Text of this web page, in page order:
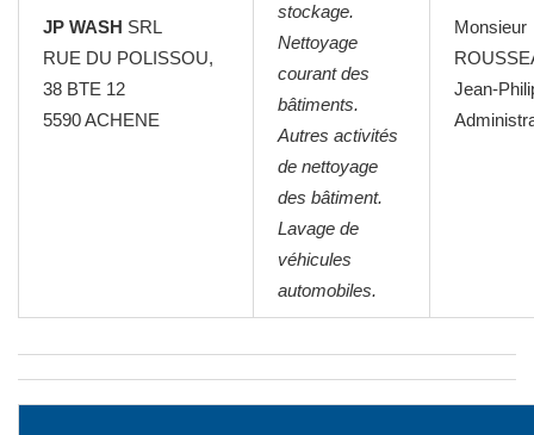
JP WASH SRL
RUE DU POLISSOU,
38 BTE 12
5590 ACHENE
stockage.
Nettoyage
courant des
bâtiments.
Autres activités
de nettoyage
des bâtiment.
Lavage de
véhicules
automobiles.
Monsieur
Jean-